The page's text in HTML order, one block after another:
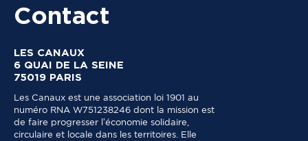
Contact
LES CANAUX
6 QUAI DE LA SEINE
75019 PARIS
Les Canaux est une association loi 1901 au
numéro RNA W751238246 dont la mission est
de faire progresser l’économie solidaire,
circulaire et locale dans les territoires. Elle